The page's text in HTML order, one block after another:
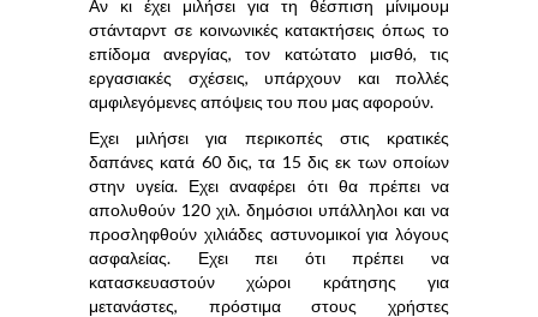
Αν κι έχει μιλήσει για τη θέσπιση μίνιμουμ
στάνταρντ σε κοινωνικές κατακτήσεις όπως το
επίδομα ανεργίας, τον κατώτατο μισθό, τις
εργασιακές σχέσεις, υπάρχουν και πολλές
αμφιλεγόμενες απόψεις του που μας αφορούν.
Εχει μιλήσει για περικοπές στις κρατικές
δαπάνες κατά 60 δις, τα 15 δις εκ των οποίων
στην υγεία. Εχει αναφέρει ότι θα πρέπει να
απολυθούν 120 χιλ. δημόσιοι υπάλληλοι και να
προσληφθούν χιλιάδες αστυνομικοί για λόγους
ασφαλείας. Εχει πει ότι πρέπει να
κατασκευαστούν χώροι κράτησης για
μετανάστες, πρόστιμα στους χρήστες